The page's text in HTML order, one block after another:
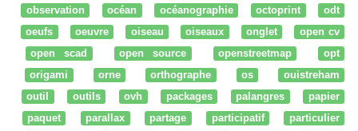
observation
océan océanographie octoprint
odt
oeufs
oeuvre oiseau oiseaux onglet
open cv
open scad
open source openstreetmap
opt
origami
orne orthographe os
ouistreham
outil
outils ovh packages palangres
papier
paquet
parallax partage participatif
particulier